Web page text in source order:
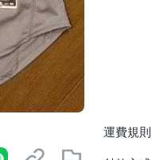
運費規則